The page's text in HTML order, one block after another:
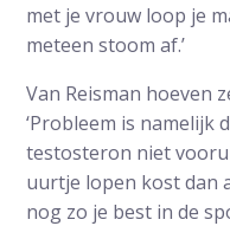
met je vrouw loop je
meteen stoom af.’
Van Reisman hoeven
‘Probleem is namelijk
testosteron niet
uurtje lopen kost dan
nog zo je best in de